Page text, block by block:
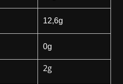
12,6g
0g
2g